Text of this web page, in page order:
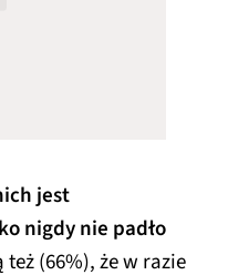
jest
nigdy nie padło
też (66%), że w razie